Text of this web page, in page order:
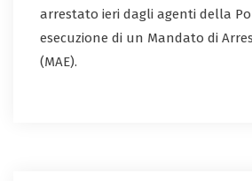
arrestato ieri dagli agenti della
esecuzione di un Mandato di
(MAE).